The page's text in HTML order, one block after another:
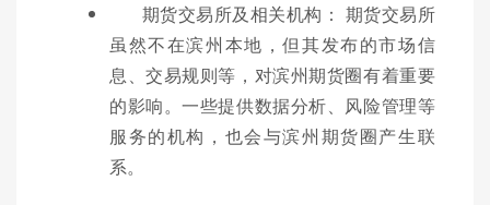
期货交易所及相关机构： 期货交易所
虽然不在滨州本地，但其发布的市场信
息、交易规则等，对滨州期货圈有着重要
的影响。一些提供数据分析、风险管理等
服务的机构，也会与滨州期货圈产生联
系。